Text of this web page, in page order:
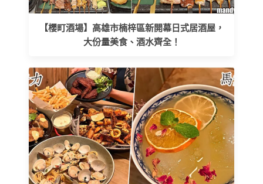
【櫻町酒場】高雄市楠梓區新開幕日式居酒屋，
大份量美食、酒水齊全！